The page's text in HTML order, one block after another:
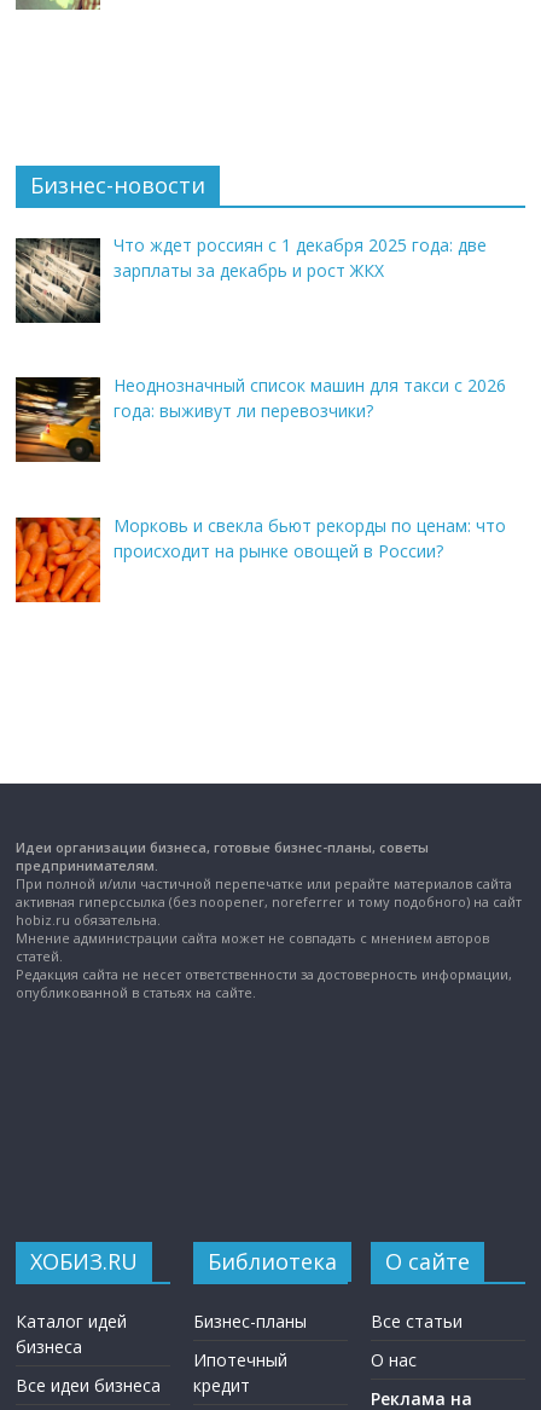
Бизнес-новости
Что ждет россиян с 1 декабря 2025 года: две
зарплаты за декабрь и рост ЖКХ
Неоднозначный список машин для такси с 2026
года: выживут ли перевозчики?
Морковь и свекла бьют рекорды по ценам: что
происходит на рынке овощей в России?
Идеи организации бизнеса, готовые бизнес-планы, советы
предпринимателям.
При полной и/или частичной перепечатке или рерайте материалов сайта
активная гиперссылка (без noopener, noreferrer и тому подобного) на сайт
hobiz.ru обязательна.
Мнение администрации сайта может не совпадать с мнением авторов
статей.
Редакция сайта не несет ответственности за достоверность информации,
опубликованной в статьях на сайте.
ХОБИЗ.RU
Каталог идей
бизнеса
Все идеи бизнеса
Библиотека
Бизнес-планы
Ипотечный
кредит
О сайте
Все статьи
О нас
Реклама на